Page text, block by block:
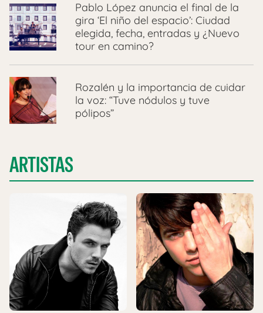
Pablo López anuncia el final de la
gira ‘El niño del espacio’: Ciudad
elegida, fecha, entradas y ¿Nuevo
tour en camino?
Rozalén y la importancia de cuidar
la voz: “Tuve nódulos y tuve
pólipos”
ARTISTAS